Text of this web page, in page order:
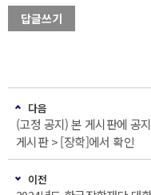
답글쓰기
다음
(고정 공지) 본 게시판에 공
게시판 > [장학]에서 확인
이전